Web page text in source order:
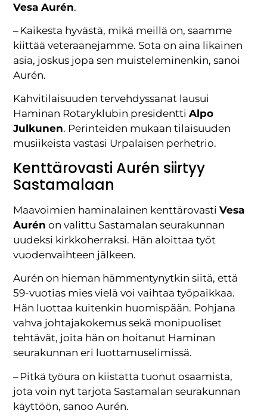
Vesa Aurén.
– Kaikesta hyvästä, mikä meillä on, saamme
kiittää veteraanejamme. Sota on aina likainen
asia, joskus jopa sen muisteleminenkin, sanoi
Aurén.
Kahvitilaisuuden tervehdyssanat lausui
Haminan Rotaryklubin presidenttiAlpo
Julkunen. Perinteiden mukaan tilaisuuden
musiikeista vastasi Urpalaisen perhetrio.
Kenttärovasti Aurén siirtyy
Sastamalaan
Maavoimien haminalainen kenttärovastiVesa
Aurén on valittu Sastamalan seurakunnan
uudeksi kirkkoherraksi. Hän aloittaa työt
vuodenvaihteen jälkeen.
Aurén on hieman hämmentynytkin siitä, että
59-vuotias mies vielä voi vaihtaa työpaikkaa.
Hän luottaa kuitenkin huomispään. Pohjana
vahva johtajakokemus sekä monipuoliset
tehtävät, joita hän on hoitanut Haminan
seurakunnan eri luottamuselimissä.
– Pitkä työura on kiistatta tuonut osaamista,
jota voin nyt tarjota Sastamalan seurakunnan
käyttöön, sanoo Aurén.